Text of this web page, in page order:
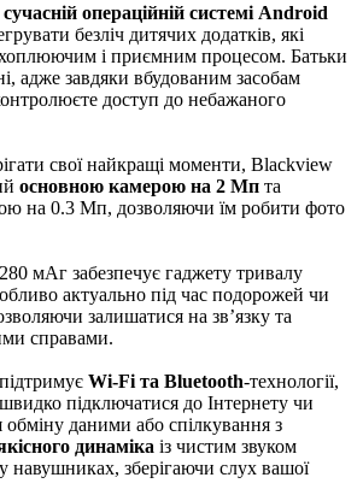
сучасній операційній системі Android
безліч дитячих додатків, які
і приємним процесом. Батьки
адже завдяки вбудованим засобам
доступ до небажаного
свої найкращі моменти, Blackview
основною камерою на 2 Мп та
на 0.3 Мп, дозволяючи їм робити фото
мАг забезпечує гаджету тривалу
актуально під час подорожей чи
залишатися на зв’язку та
справами.
Wi-Fi та Bluetooth-технології,
підключатися до Інтернету чи
обміну даними або спілкування з
динаміка із чистим звуком
у навушниках, зберігаючи слух вашої